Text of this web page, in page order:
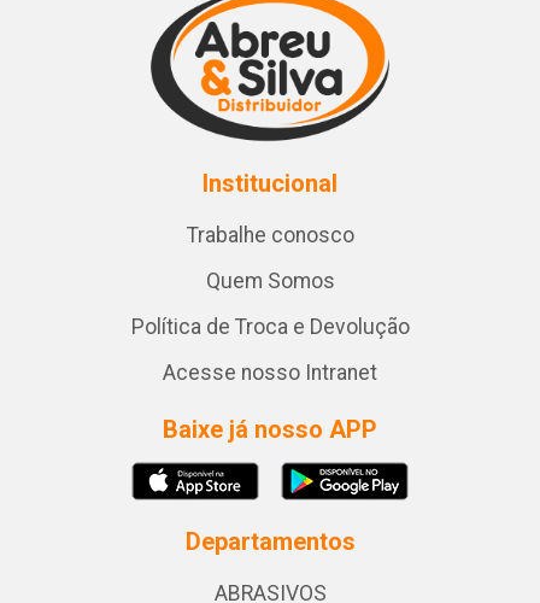
Institucional
Trabalhe conosco
Quem Somos
Política de Troca e Devolução
Acesse nosso Intranet
Baixe já nosso APP
Departamentos
ABRASIVOS